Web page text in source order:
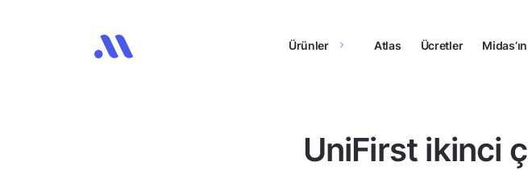
Ürünler Atlas Ücretler
UniFirst ikinci